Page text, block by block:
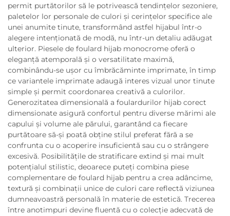
permit purtătorilor să le potrivească tendințelor sezoniere,
paletelor lor personale de culori și cerințelor specifice ale
unei anumite tinute, transformând astfel hijabul într-o
alegere intenționată de modă, nu într-un detaliu adăugat
ulterior. Piesele de foulard hijab monocrome oferă o
eleganță atemporală și o versatilitate maximă,
combinându-se ușor cu îmbrăcăminte imprimate, în timp
ce variantele imprimate adaugă interes vizual unor tinute
simple și permit coordonarea creativă a culorilor.
Generozitatea dimensională a foulardurilor hijab corect
dimensionate asigură confortul pentru diverse mărimi ale
capului și volume ale părului, garantând ca fiecare
purtătoare să-și poată obține stilul preferat fără a se
confrunta cu o acoperire insuficientă sau cu o strângere
excesivă. Posibilitățile de stratificare extind și mai mult
potențialul stilistic, deoarece puteți combina piese
complementare de foulard hijab pentru a crea adâncime,
textură și combinații unice de culori care reflectă viziunea
dumneavoastră personală în materie de estetică. Trecerea
între anotimpuri devine fluentă cu o colecție adecvată de